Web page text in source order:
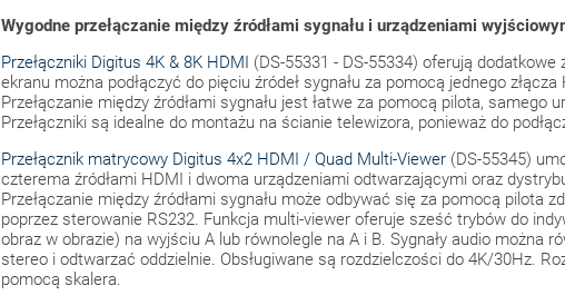
Wygodne przełączanie między źródłami sygnału i urządzeniami
Przełączniki Digitus 4K & 8K HDMI (DS-55331 - DS-55334) oferują
ekranu można podłączyć do pięciu źródeł sygnału za pomocą jednego
Przełączanie między źródłami sygnału jest łatwe za pomocą pilota, samego
Przełączniki są idealne do montażu na ścianie telewizora, ponieważ do
Przełącznik matrycowy Digitus 4x2 HDMI / Quad Multi-Viewer (DS-55345)
czterema źródłami HDMI i dwoma urządzeniami odtwarzającymi oraz
Przełączanie między źródłami sygnału może odbywać się za pomocą pilota
poprzez sterowanie RS232. Funkcja multi-viewer oferuje sześć trybów do
obraz w obrazie) na wyjściu A lub równolegle na A i B. Sygnały audio można
stereo i odtwarzać oddzielnie. Obsługiwane są rozdzielczości do 4K/30Hz.
pomocą skalera.